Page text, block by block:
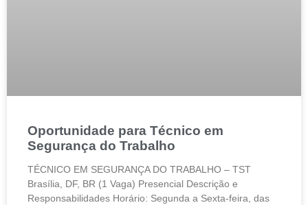
Oportunidade para Técnico em
Segurança do Trabalho
TÉCNICO EM SEGURANÇA DO TRABALHO – TST
Brasília, DF, BR (1 Vaga) Presencial Descrição e
Responsabilidades Horário: Segunda a Sexta-feira, das